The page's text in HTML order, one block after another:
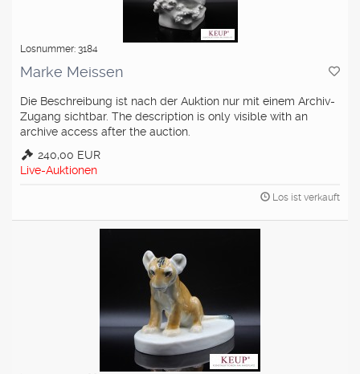
Losnummer: 3184
Marke Meissen
Die Beschreibung ist nach der Auktion nur mit einem Archiv-
Zugang sichtbar. The description is only visible with an
archive access after the auction.
240,00 EUR
Live-Auktionen
Los ist verkauft